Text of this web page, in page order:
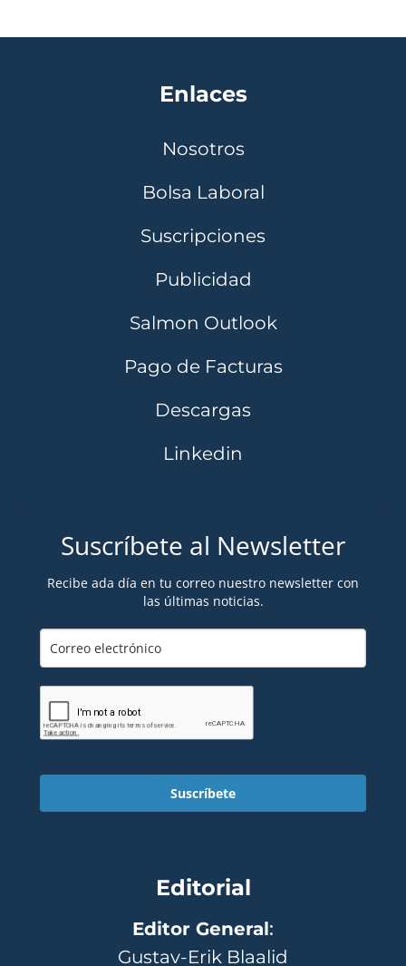
Enlaces
Nosotros
Bolsa Laboral
Suscripciones
Publicidad
Salmon Outlook
Pago de Facturas
Descargas
Linkedin
Suscríbete al Newsletter
Recibe ada día en tu correo nuestro newsletter con
las últimas noticias.
Suscríbete
Editorial
Editor General:
Gustav-Erik Blaalid